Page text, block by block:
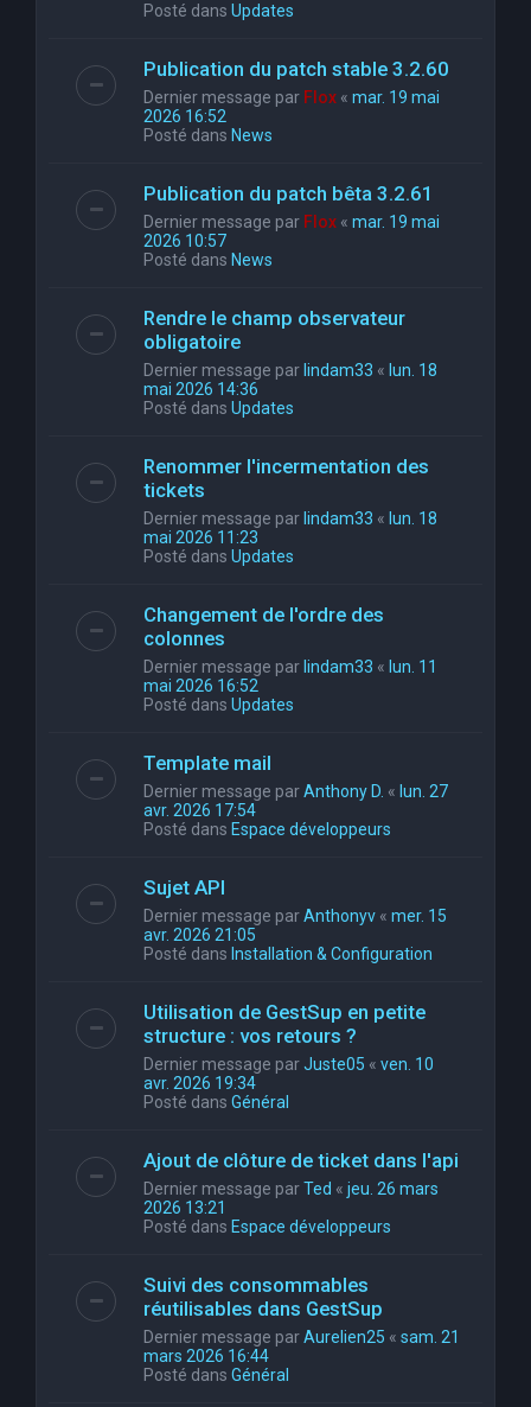
Posté dans Updates
Publication du patch stable 3.2.60
Dernier message par Flox « mar. 19 mai
2026 16:52
Posté dans News
Publication du patch bêta 3.2.61
Dernier message par Flox « mar. 19 mai
2026 10:57
Posté dans News
Rendre le champ observateur
obligatoire
Dernier message par lindam33 « lun. 18
mai 2026 14:36
Posté dans Updates
Renommer l'incermentation des
tickets
Dernier message par lindam33 « lun. 18
mai 2026 11:23
Posté dans Updates
Changement de l'ordre des
colonnes
Dernier message par lindam33 « lun. 11
mai 2026 16:52
Posté dans Updates
Template mail
Dernier message parAnthony D. « lun. 27
avr. 2026 17:54
Posté dans Espace développeurs
Sujet API
Dernier message parAnthonyv « mer. 15
avr. 2026 21:05
Posté dans Installation & Configuration
Utilisation de GestSup en petite
structure : vos retours ?
Dernier message parJuste05 « ven. 10
avr. 2026 19:34
Posté dans Général
Ajout de clôture de ticket dans l'api
Dernier message parTed « jeu. 26 mars
2026 13:21
Posté dans Espace développeurs
Suivi des consommables
réutilisables dans GestSup
Dernier message parAurelien25 « sam. 21
mars 2026 16:44
Posté dans Général